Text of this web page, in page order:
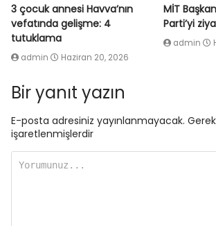
3 çocuk annesi Havva’nın
vefatında gelişme: 4
tutuklama
admin Haziran 20, 2026
MİT
Parti’yi
admin
Bir yanıt yazın
E-posta adresiniz yayınlanmayacak.
işaretlenmişlerdir